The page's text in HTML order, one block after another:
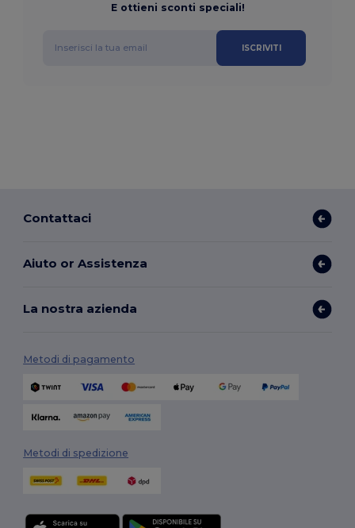
E ottieni sconti speciali!
ISCRIVITI
Contattaci
Aiuto or Assistenza
La nostra azienda
Metodi di pagamento
Metodi di spedizione